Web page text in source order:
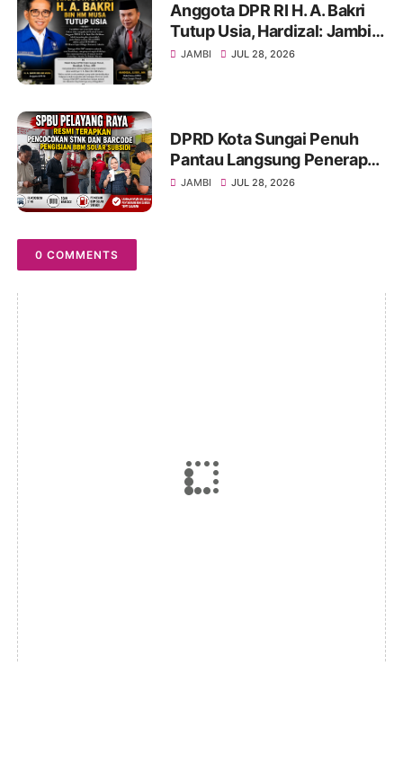
Anggota DPR RI H. A. Bakri
Tutup Usia, Hardizal: Jambi
Kehilangan Salah Satu Putra
JAMBI JUL 28, 2026
DPRD Kota Sungai Penuh
Pantau Langsung Penerapan
Pencocokan STNK di SPBU
JAMBI JUL 28, 2026
0 COMMENTS